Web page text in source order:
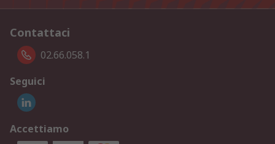
Contattaci
02.66.058.1
Seguici
Accettiamo